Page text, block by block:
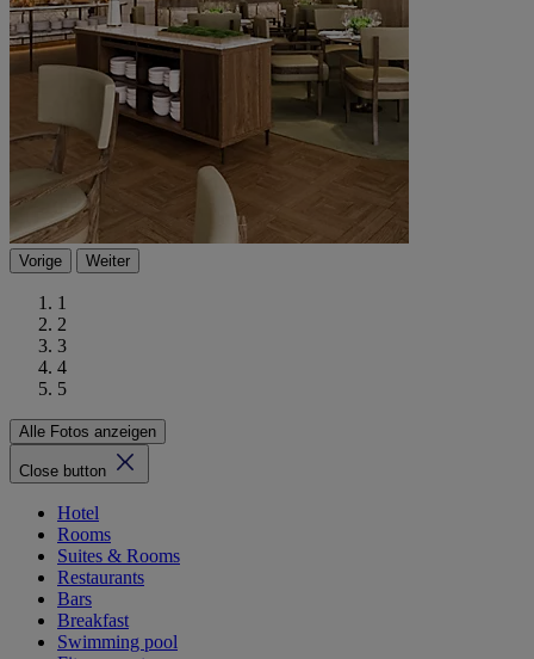
Vorige Weiter
1
2
3
4
5
Alle Fotos anzeigen
Close button
Hotel
Rooms
Suites & Rooms
Restaurants
Bars
Breakfast
Swimming pool